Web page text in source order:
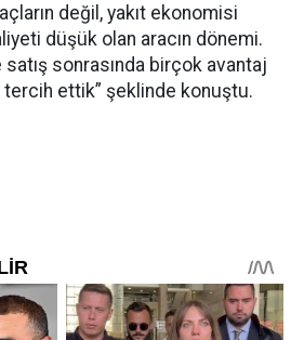
değil, yakıt ekonomisi
düşük olan aracın dönemi.
sonrasında birçok avantaj
tercih ettik” şeklinde konuştu.